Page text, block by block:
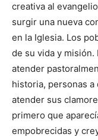
creativa al
surgir una nueva
en la Igle­sia. Los
de su vida y misión.
atender
historia, personas
atender sus
primero que
empobrecidas y